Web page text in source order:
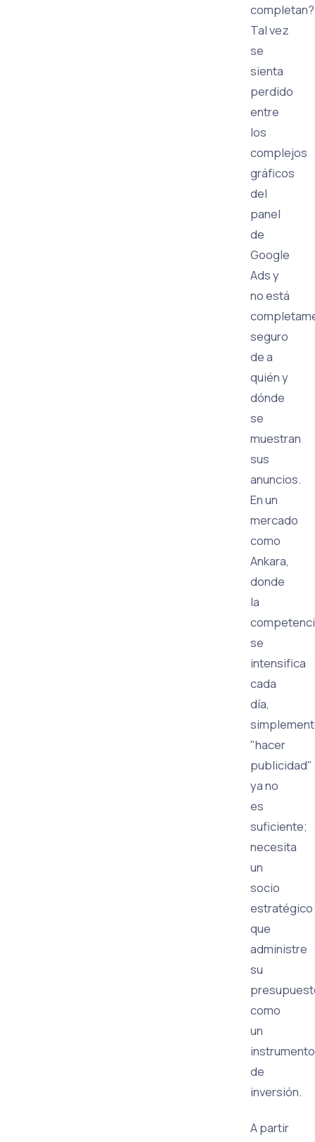
completan?
Tal vez
se
sienta
perdido
entre
los
complejos
gráficos
del
panel
de
Google
Ads y
no está
seguro
de a
quién y
dónde
se
muestran
sus
anuncios.
En un
mercado
como
Ankara,
donde
la
se
intensifica
cada
día,
"hacer
publicidad"
ya no
es
suficiente;
necesita
un
socio
estratégico
que
administre
su
como
un
instrumento
de
inversión.
A partir